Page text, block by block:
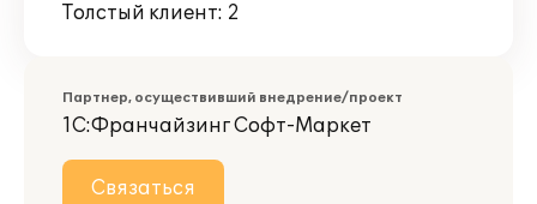
Толстый клиент: 2
Партнер, осуществивший внедрение/проект
1С:Франчайзинг Софт-Маркет
Связаться